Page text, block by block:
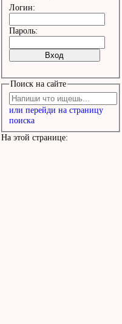
Логин:
Пароль:
Поиск на сайте
или перейди на страницу
поиска
На этой странице: